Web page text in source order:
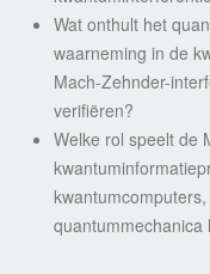
Wat onthult het
waarneming in de
Mach-Zehnder-
verifiëren?
Welke rol speelt de
quantummechanica